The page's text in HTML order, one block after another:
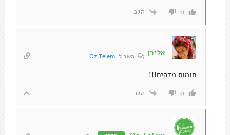
0 הגב
אלירן השב לOz Telem
חומוס מדהים!!!
0 הגב